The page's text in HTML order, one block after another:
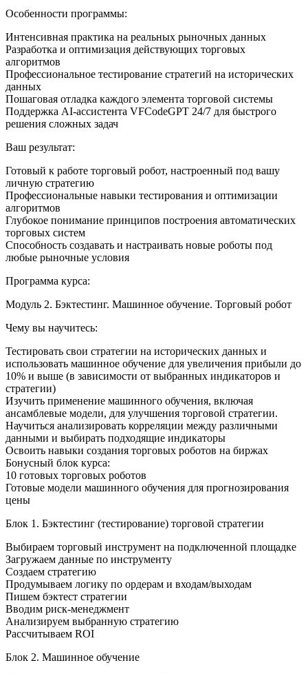
Особенности программы:
Интенсивная практика на реальных рыночных данных
Разработка и оптимизация действующих торговых
алгоритмов
Профессиональное тестирование стратегий на исторических
данных
Пошаговая отладка каждого элемента торговой системы
Поддержка AI-ассистента VFCodeGPT 24/7 для быстрого
решения сложных задач
Ваш результат:
Готовый к работе торговый робот, настроенный под вашу
личную стратегию
Профессиональные навыки тестирования и оптимизации
алгоритмов
Глубокое понимание принципов построения автоматических
торговых систем
Способность создавать и настраивать новые роботы под
любые рыночные условия
Программа курса:
Модуль 2. Бэктестинг. Машинное обучение. Торговый робот
Чему вы научитесь:
Тестировать свои стратегии на исторических данных и
использовать машинное обучение для увеличения прибыли до
10% и выше (в зависимости от выбранных индикаторов и
стратегии)
Изучить применение машинного обучения, включая
ансамблевые модели, для улучшения торговой стратегии.
Научиться анализировать корреляции между различными
данными и выбирать подходящие индикаторы
Освоить навыки создания торговых роботов на биржах
Бонусный блок курса:
10 готовых торговых роботов
Готовые модели машинного обучения для прогнозирования
цены
Блок 1. Бэктестинг (тестирование) торговой стратегии
Выбираем торговый инструмент на подключенной площадке
Загружаем данные по инструменту
Создаем стратегию
Продумываем логику по ордерам и входам/выходам
Пишем бэктест стратегии
Вводим риск-менеджмент
Анализируем выбранную стратегию
Рассчитываем ROI
Блок 2. Машинное обучение